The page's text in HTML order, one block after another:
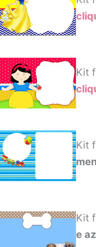
Kit
Kit
Kit
e